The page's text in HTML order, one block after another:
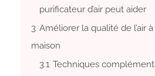
purificateur d’air peut aider
3 Améliorer la qualité de l’air
maison
3.1 Techniques